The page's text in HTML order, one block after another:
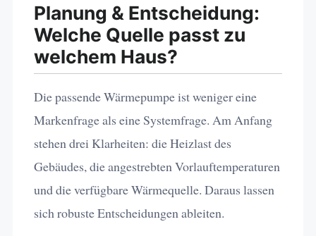
Planung & Entscheidung:
Welche Quelle passt zu
welchem Haus?
Die passende Wärmepumpe ist weniger eine
Markenfrage als eine Systemfrage. Am Anfang
stehen drei Klarheiten: die Heizlast des
Gebäudes, die angestrebten Vorlauftemperaturen
und die verfügbare Wärmequelle. Daraus lassen
sich robuste Entscheidungen ableiten.